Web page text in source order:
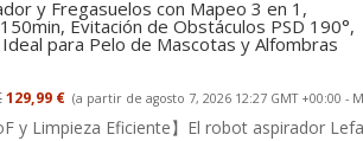
y Fregasuelos con Mapeo 3 en 1,
Evitación de Obstáculos PSD 190°,
para Pelo de Mascotas y Alfombras
129,99 € (a partir de agosto 7, 2026 12:27 GMT +00:00 -
y Limpieza Eficiente】El robot aspirador